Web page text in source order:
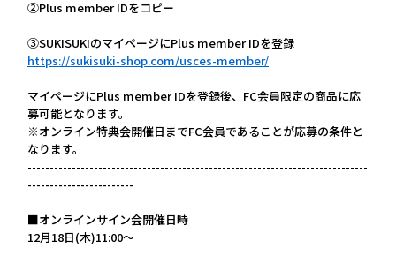
②Plus member IDをコピー
③SUKISUKIのマイページにPlus member IDを登録
https://sukisuki-shop.com/usces-member/
マイページにPlus member IDを登録後、FC会員限定の商品に応
募可能となります。
※オンライン特典会開催日までFC会員であることが応募の条件と
なります。
-----------------------------------------------------------------------------
------------------------
■オンラインサイン会開催日時
12月18日(木)11:00～